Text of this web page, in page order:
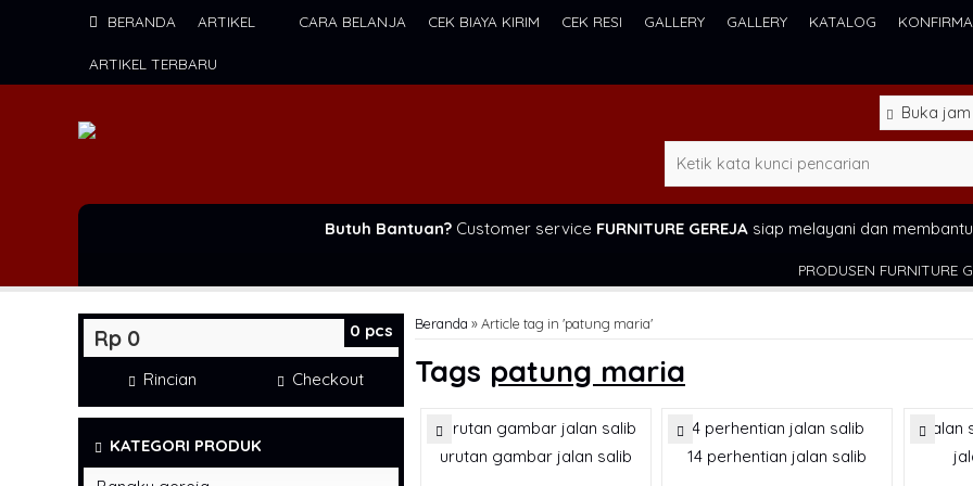
BERANDA ARTIKEL CARA BELANJA CEK BIAYA KIRIM CEK RESI GALLERY GALLERY KATALOG
ARTIKEL TERBARU
Buka
Butuh Bantuan?Customer service FURNITURE GEREJAsiap melayani dan
PRODUSEN FURNITURE
Beranda »Article tag in 'patung maria'
Tags patung maria
urutan gambar jalan salib 14 perhentian jalan salib
0 pcs
Rp 0
Rincian Checkout
KATEGORI PRODUK